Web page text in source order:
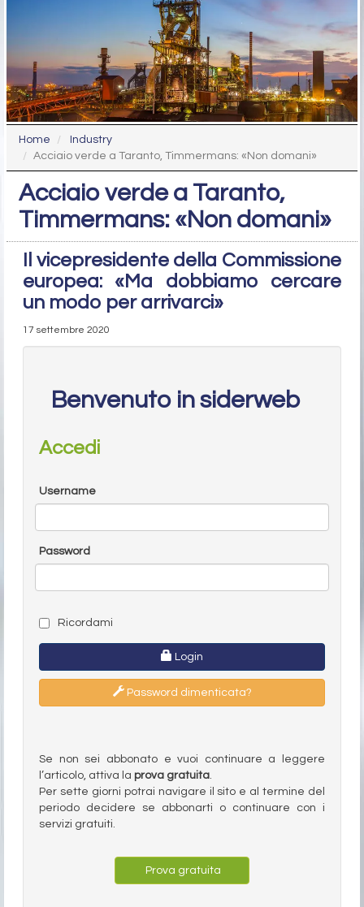
Home
Industry
Acciaio verde a Taranto, Timmermans: «Non domani»
Acciaio verde a Taranto,
Timmermans: «Non domani»
Il vicepresidente della Commissione
europea: «Ma dobbiamo cercare
un modo per arrivarci»
17 settembre 2020
Benvenuto in siderweb
Accedi
Username
Password
Ricordami
Login
Password dimenticata?
Se non sei abbonato e vuoi continuare a leggere
l’articolo, attiva la prova gratuita.
Per sette giorni potrai navigare il sito e al termine del
periodo decidere se abbonarti o continuare con i
servizi gratuiti.
Prova gratuita